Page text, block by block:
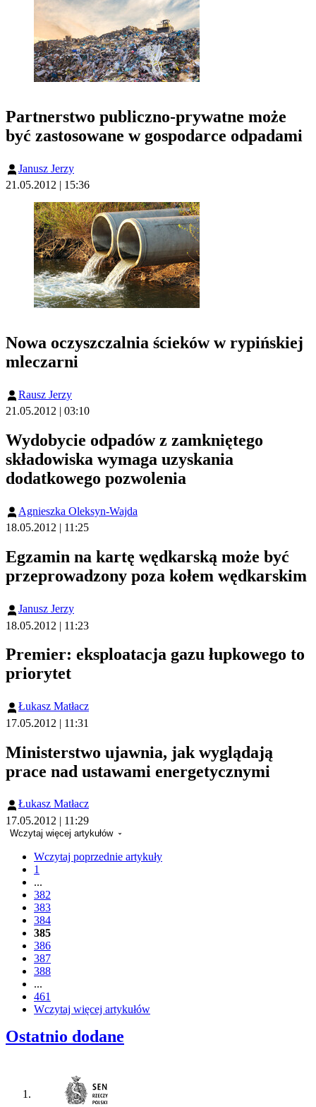
Partnerstwo publiczno-prywatne może
być zastosowane w gospodarce odpadami
Janusz Jerzy
21.05.2012 | 15:36
Nowa oczyszczalnia ścieków w rypińskiej
mleczarni
Rausz Jerzy
21.05.2012 | 03:10
Wydobycie odpadów z zamkniętego
składowiska wymaga uzyskania
dodatkowego pozwolenia
Agnieszka Oleksyn-Wajda
18.05.2012 | 11:25
Egzamin na kartę wędkarską może być
przeprowadzony poza kołem wędkarskim
Janusz Jerzy
18.05.2012 | 11:23
Premier: eksploatacja gazu łupkowego to
priorytet
Łukasz Matłacz
17.05.2012 | 11:31
Ministerstwo ujawnia, jak wyglądają
prace nad ustawami energetycznymi
Łukasz Matłacz
17.05.2012 | 11:29
Wczytaj więcej artykułów
Wczytaj poprzednie artykuły
1
...
382
383
384
385
386
387
388
...
461
Wczytaj więcej artykułów
Ostatnio dodane